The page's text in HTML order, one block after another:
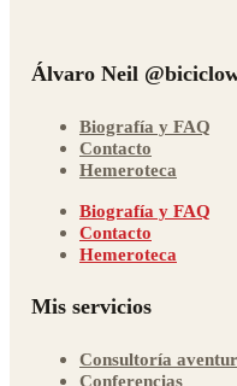
golpeÁlvaro Neil
Biografía y FAQ
Contacto
Hemeroteca
Biografía y FAQ
Contacto
Hemeroteca
Mis servicios
Consultoría
Conferencias